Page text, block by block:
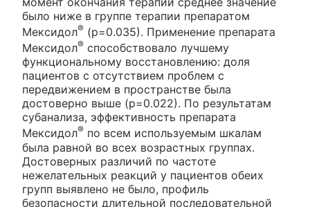
было ниже в группе терапии препаратом
Мексидол® (р=0.035). Применение препарата
Мексидол® способствовало лучшему
функциональному восстановлению: доля
пациентов с отсутствием проблем с
передвижением в пространстве была
достоверно выше (р=0.022). По результатам
субанализа, эффективность препарата
Мексидол® по всем используемым шкалам
была равной во всех возрастных группах.
Достоверных различий по частоте
нежелательных реакций у пациентов обеих
групп выявлено не было, профиль
безопасности длительной последовательной